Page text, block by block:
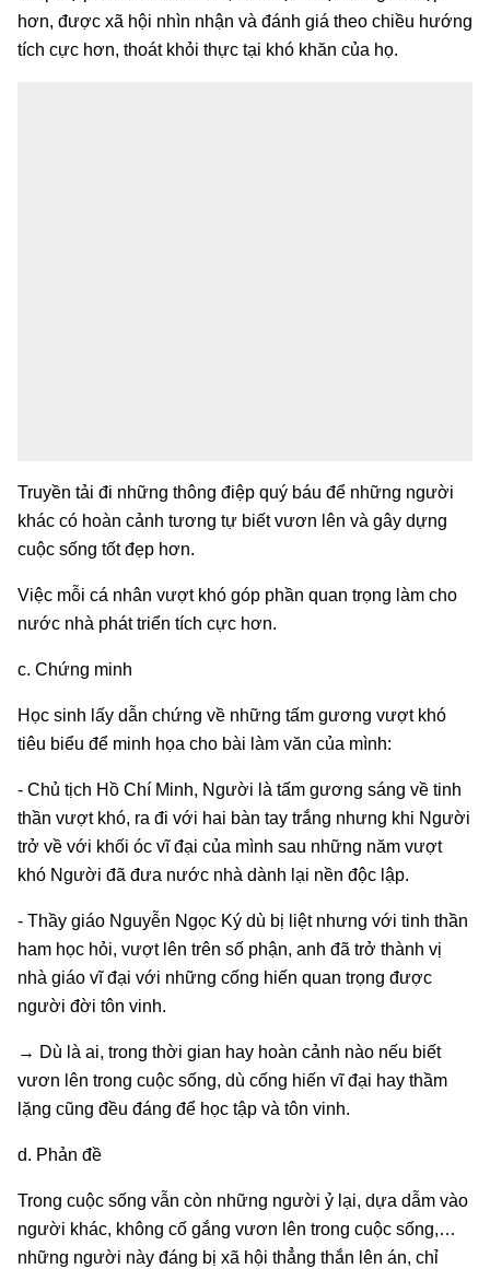
hơn, được xã hội nhìn nhận và đánh giá theo chiều hướng
tích cực hơn, thoát khỏi thực tại khó khăn của họ.
Truyền tải đi những thông điệp quý báu để những người
khác có hoàn cảnh tương tự biết vươn lên và gây dựng
cuộc sống tốt đẹp hơn.
Việc mỗi cá nhân vượt khó góp phần quan trọng làm cho
nước nhà phát triển tích cực hơn.
c. Chứng minh
Học sinh lấy dẫn chứng về những tấm gương vượt khó
tiêu biểu để minh họa cho bài làm văn của mình:
- Chủ tịch Hồ Chí Minh, Người là tấm gương sáng về tinh
thần vượt khó, ra đi với hai bàn tay trắng nhưng khi Người
trở về với khối óc vĩ đại của mình sau những năm vượt
khó Người đã đưa nước nhà dành lại nền độc lập.
- Thầy giáo Nguyễn Ngọc Ký dù bị liệt nhưng với tinh thần
ham học hỏi, vượt lên trên số phận, anh đã trở thành vị
nhà giáo vĩ đại với những cống hiến quan trọng được
người đời tôn vinh.
→ Dù là ai, trong thời gian hay hoàn cảnh nào nếu biết
vươn lên trong cuộc sống, dù cống hiến vĩ đại hay thầm
lặng cũng đều đáng để học tập và tôn vinh.
d. Phản đề
Trong cuộc sống vẫn còn những người ỷ lại, dựa dẫm vào
người khác, không cố gắng vươn lên trong cuộc sống,…
những người này đáng bị xã hội thẳng thắn lên án, chỉ